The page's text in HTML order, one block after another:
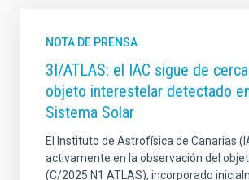
NOTA DE PRENSA
3I/ATLAS: el IAC sigue de
objeto interestelar detectado
Sistema Solar
El Instituto de Astrofísica de Canarias
activamente en la observación del
(C/2025 N1 ATLAS), incorporado